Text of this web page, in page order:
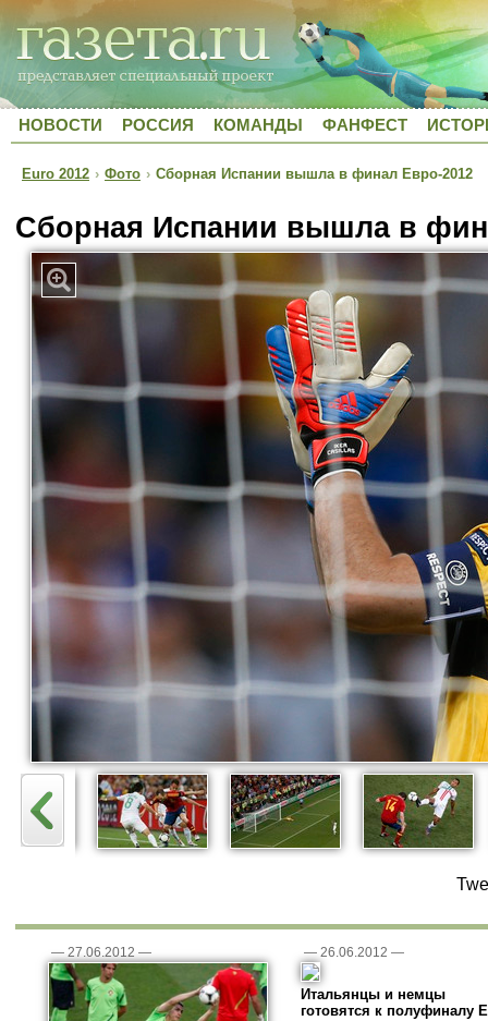
НОВОСТИ РОССИЯ КОМАНДЫ ФАНФЕСТ
Euro 2012 › Фото › Сборная Испании вышла в финал Евро-2012
Сборная Испании вышла в
— 27.06.2012 — — 26.06.2012 —
Итальянцы и немцы
готовятся к полуфиналу